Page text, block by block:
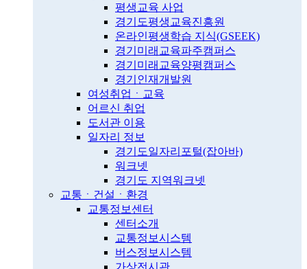
평생교육 사업
경기도평생교육진흥원
온라인평생학습 지식(GSEEK)
경기미래교육파주캠퍼스
경기미래교육양평캠퍼스
경기인재개발원
여성취업ㆍ교육
어르신 취업
도서관 이용
일자리 정보
경기도일자리포털(잡아바)
워크넷
경기도 지역워크넷
교통ㆍ건설ㆍ환경
교통정보센터
센터소개
교통정보시스템
버스정보시스템
가상전시관